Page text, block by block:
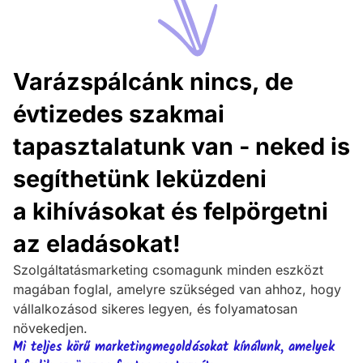
Varázspálcánk nincs, de
évtizedes szakmai
tapasztalatunk van - neked is
segíthetünk leküzdeni
a kihívásokat és felpörgetni
az eladásokat!
Szolgáltatásmarketing csomagunk minden eszközt
magában foglal, amelyre szükséged van ahhoz, hogy
vállalkozásod sikeres legyen, és folyamatosan
növekedjen.
Mi teljes körű marketingmegoldásokat kínálunk, amelyek